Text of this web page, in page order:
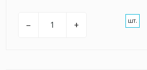
– + шт.